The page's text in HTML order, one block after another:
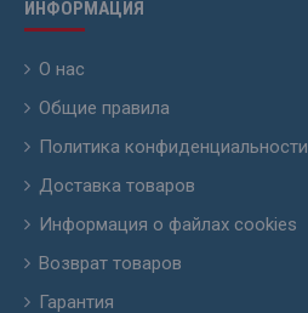
ИНФОРМАЦИЯ
О нас
Общие правила
Политика конфиденциальности
Доставка товаров
Информация о файлах cookies
Возврат товаров
Гарантия